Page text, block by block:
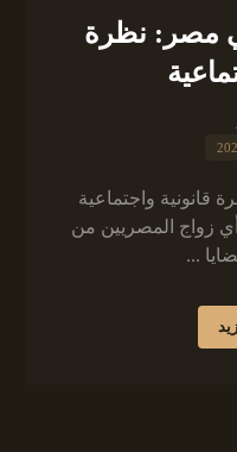
مصر: نظرة
قانونية واجتماعية
أي زواج المصريين من
...